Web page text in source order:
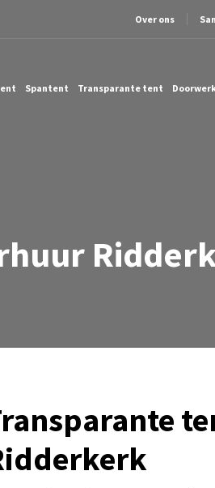
Over ons
Spantent Transparante tent